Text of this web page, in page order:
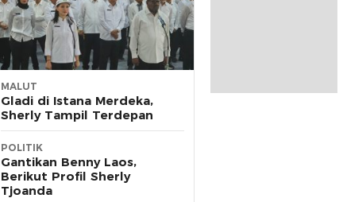
MALUT
Gladi di Istana Merdeka,
Sherly Tampil Terdepan
POLITIK
Gantikan Benny Laos,
Berikut Profil Sherly
Tjoanda